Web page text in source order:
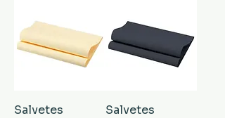
Salvetes
Salvetes